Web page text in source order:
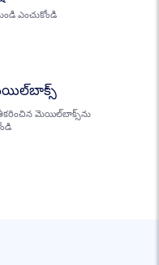
ఎంచుకోండి
మెయిల్‌బాక్స్‌ను